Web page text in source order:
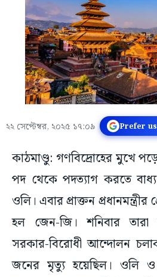
২২ সেপ্টেম্বর, ২০২৫ ১৭:০৯ Prefer
কাঠমাণ্ডু: গণবিদ্রোহের মুখে পড়ে
পদ থেকে পদত্যাগ করতে
ওলি। এবার প্রাক্তন
হল জেন-জি। শনিবার তারা
সরকার-বিরোধী আন্দোলন
জনের মৃত্যু হয়েছিল। ওলি ও